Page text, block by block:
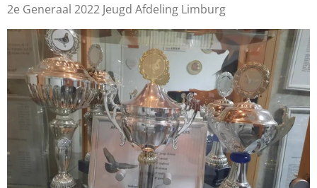
2e Generaal 2022 Jeugd Afdeling Limburg